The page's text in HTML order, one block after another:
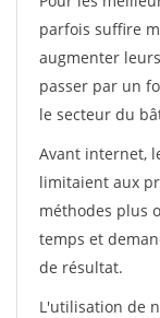
parfois suffire
augmenter
passer par un
le secteur du
Avant internet,
limitaient aux
méthodes plus
temps et
de résultat.
L'utilisation de